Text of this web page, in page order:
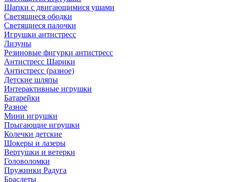
Шапки с двигающимися ушами
Светящиеся ободки
Светящиеся палочки
Игрушки антистресс
Лизуны
Резиновые фигурки антистресс
Антистресс Шарики
Антистресс (разное)
Детские шляпы
Интерактивные игрушки
Батарейки
Разное
Мини игрушки
Прыгающие игрушки
Колечки детские
Шокеры и лазеры
Вертушки и ветерки
Головоломки
Пружинки Радуга
Браслеты